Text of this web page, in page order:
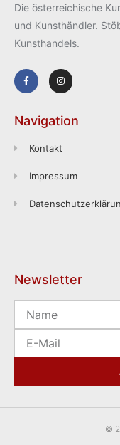
Die österreichische
und Kunsthändler.
Kunsthandels.
Navigation
Kontakt
Impressum
Newsletter
©